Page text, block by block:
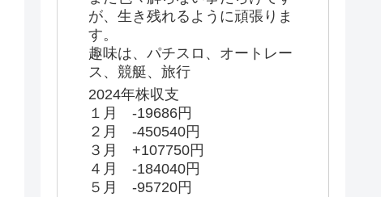
が、生き残れるように頑張りま
す。
趣味は、パチスロ、オートレー
ス、競艇、旅行
2024年株収支
１月 -19686円
２月 -450540円
３月 +107750円
４月 -184040円
５月 -95720円